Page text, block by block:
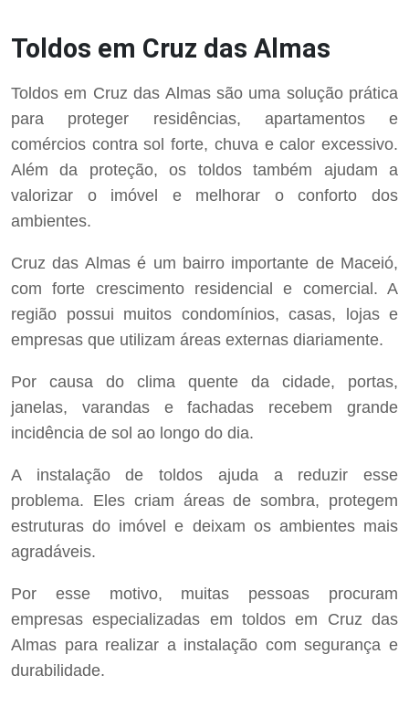
Toldos em Cruz das Almas
Toldos em Cruz das Almas são uma solução prática
para proteger residências, apartamentos e
comércios contra sol forte, chuva e calor excessivo.
Além da proteção, os toldos também ajudam a
valorizar o imóvel e melhorar o conforto dos
ambientes.
Cruz das Almas é um bairro importante de Maceió,
com forte crescimento residencial e comercial. A
região possui muitos condomínios, casas, lojas e
empresas que utilizam áreas externas diariamente.
Por causa do clima quente da cidade, portas,
janelas, varandas e fachadas recebem grande
incidência de sol ao longo do dia.
A instalação de toldos ajuda a reduzir esse
problema. Eles criam áreas de sombra, protegem
estruturas do imóvel e deixam os ambientes mais
agradáveis.
Por esse motivo, muitas pessoas procuram
empresas especializadas em toldos em Cruz das
Almas para realizar a instalação com segurança e
durabilidade.